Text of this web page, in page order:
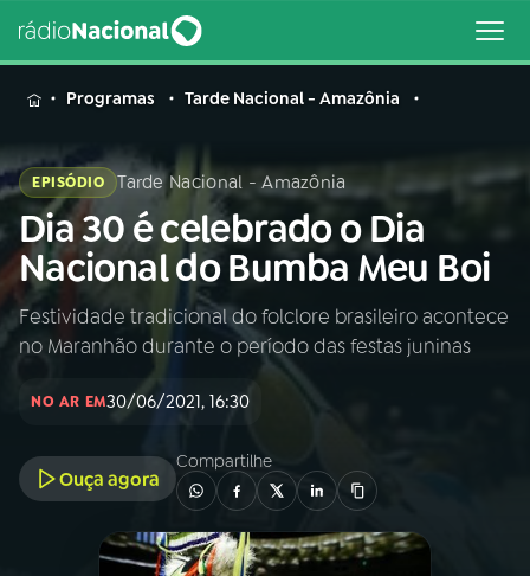
MENU
Buscar
na
Rádio
Nacional
Buscar
AO VIVO
Programas Tarde Nacional - Amazônia
EPISÓDIO Tarde Nacional - Amazônia
Dia 30 é celebrado o Dia
Nacional do Bumba Meu Boi
Festividade tradicional do folclore brasileiro acontece
no Maranhão durante o período das festas juninas
NO AR EM30/06/2021, 16:30
Ouça agora
Compartilhe